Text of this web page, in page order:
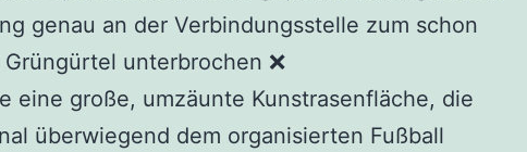
genau an der Verbindungsstelle zum schon
unterbrochen ❌
eine große, umzäunte Kunstrasenfläche, die
überwiegend dem organisierten Fußball